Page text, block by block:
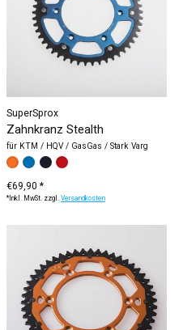
SuperSprox
Zahnkranz Stealth
für KTM / HQV / GasGas / Stark Varg
Farbe: *— orange
orange
blauschwarz
rot
€69,90 *
*Inkl. MwSt. zzgl.Versandkosten